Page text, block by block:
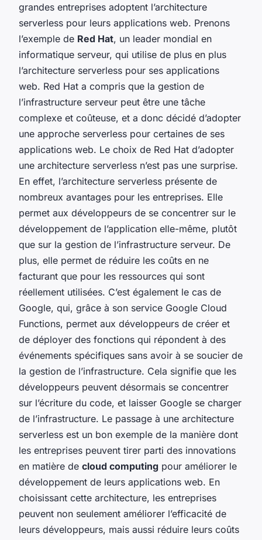
grandes entreprises adoptent l’architecture
serverless pour leurs applications web. Prenons
l’exemple de Red Hat, un leader mondial en
informatique serveur, qui utilise de plus en plus
l’architecture serverless pour ses applications
web. Red Hat a compris que la gestion de
l’infrastructure serveur peut être une tâche
complexe et coûteuse, et a donc décidé d’adopter
une approche serverless pour certaines de ses
applications web. Le choix de Red Hat d’adopter
une architecture serverless n’est pas une surprise.
En effet, l’architecture serverless présente de
nombreux avantages pour les entreprises. Elle
permet aux développeurs de se concentrer sur le
développement de l’application elle-même, plutôt
que sur la gestion de l’infrastructure serveur. De
plus, elle permet de réduire les coûts en ne
facturant que pour les ressources qui sont
réellement utilisées. C’est également le cas de
Google, qui, grâce à son service Google Cloud
Functions, permet aux développeurs de créer et
de déployer des fonctions qui répondent à des
événements spécifiques sans avoir à se soucier de
la gestion de l’infrastructure. Cela signifie que les
développeurs peuvent désormais se concentrer
sur l’écriture du code, et laisser Google se charger
de l’infrastructure. Le passage à une architecture
serverless est un bon exemple de la manière dont
les entreprises peuvent tirer parti des innovations
en matière de cloud computing pour améliorer le
développement de leurs applications web. En
choisissant cette architecture, les entreprises
peuvent non seulement améliorer l’efficacité de
leurs développeurs, mais aussi réduire leurs coûts